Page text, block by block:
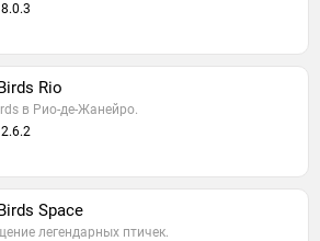
Rio
в Рио-де-Жанейро.
Space
легендарных птичек.